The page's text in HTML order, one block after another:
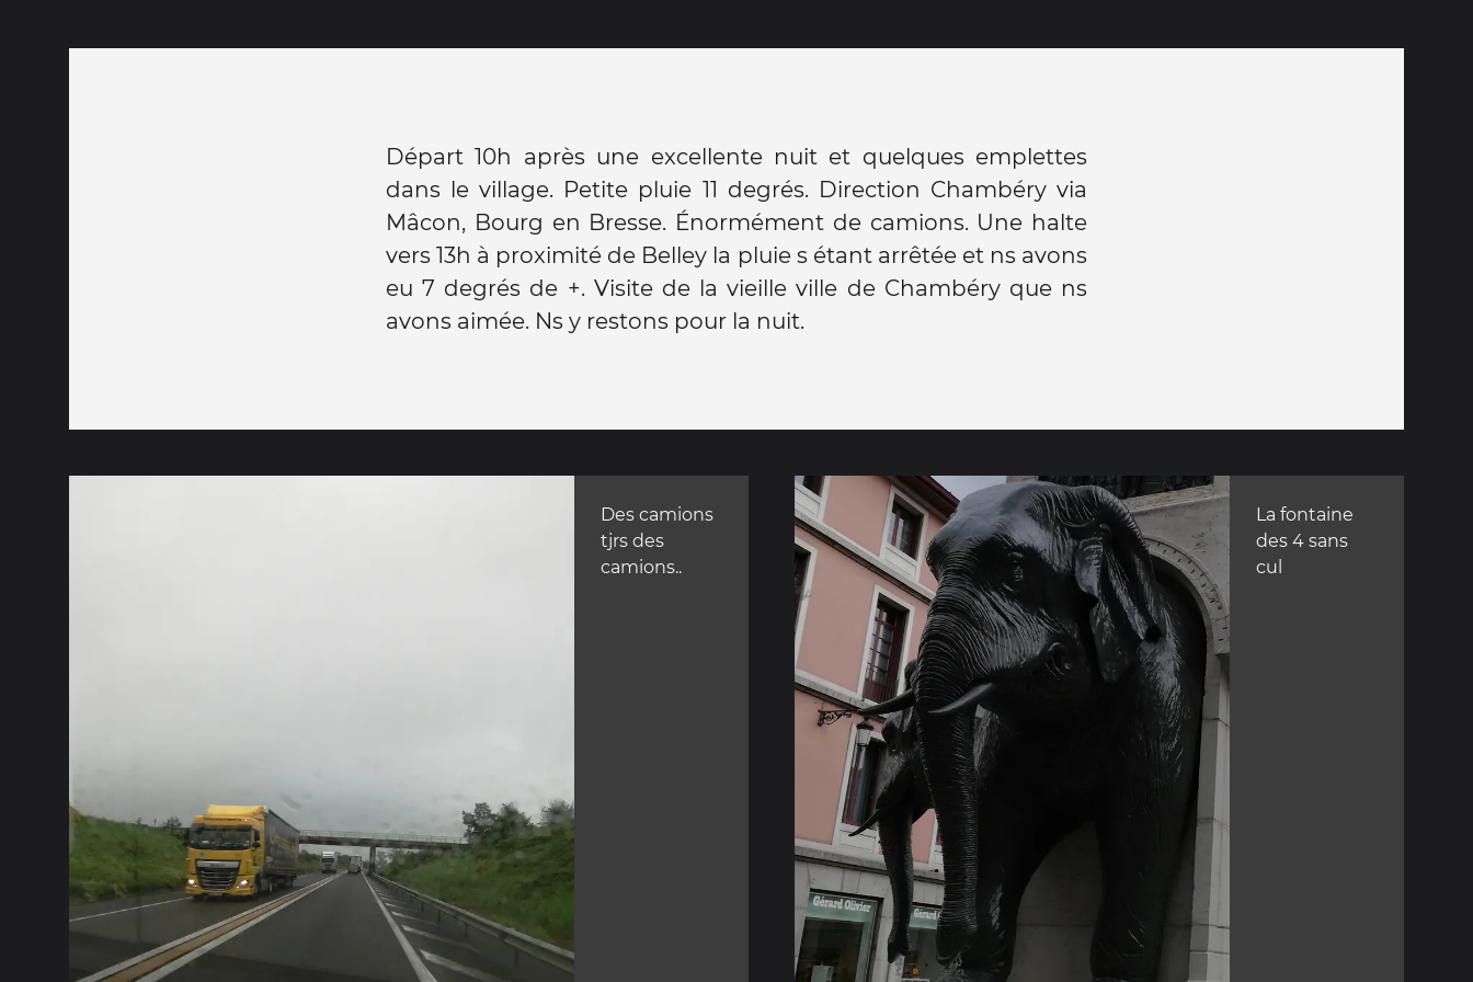
Départ 10h après une excellente nuit et quelques emplettes
dans le village. Petite pluie 11 degrés. Direction Chambéry via
Mâcon, Bourg en Bresse. Énormément de camions. Une halte
vers 13h à proximité de Belley la pluie s étant arrêtée et ns avons
eu 7 degrés de +. Visite de la vieille ville de Chambéry que ns
avons aimée. Ns y restons pour la nuit.
Des camions
tjrs des
camions..
La fontaine
des 4 sans
cul